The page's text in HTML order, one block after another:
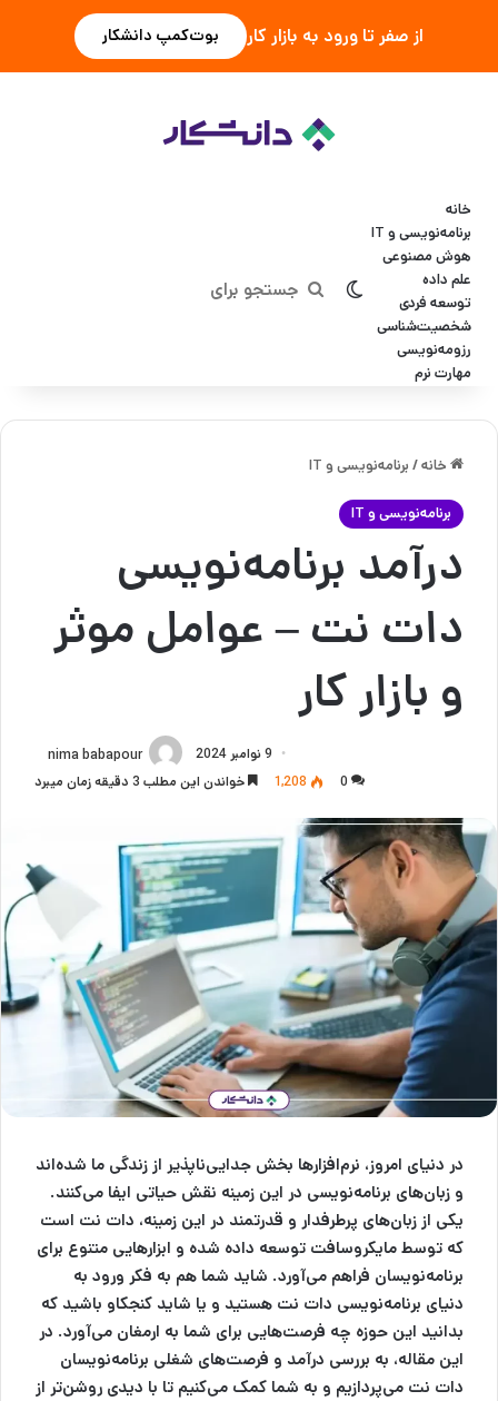
از صفر تا ورود به بازار کار بوت‌کمپ دانشکار
خانه
برنامه‌نویسی و IT
هوش مصنوعی
علم داده
توسعه فردی
شخصیت‌شناسی
رزومه‌نویسی
مهارت نرم
تغییر پوسته
جستجو
خانه/ برنامه‌نویسی و IT
برنامه‌نویسی و IT
درآمد برنامه‌نویسی
دات نت – عوامل موثر
و بازار کار
nima babapour
9 نوامبر 2024
0
1,208 خواندن این مطلب 3 دقیقه زمان میبرد
در دنیای امروز، نرم‌افزارها بخش جدایی‌ناپذیر از زندگی ما شده‌اند
و زبان‌های برنامه‌نویسی در این زمینه نقش حیاتی ایفا می‌کنند.
یکی از زبان‌های پرطرفدار و قدرتمند در این زمینه، دات نت است
که توسط مایکروسافت توسعه داده شده و ابزارهایی متنوع برای
برنامه‌نویسان فراهم می‌آورد. شاید شما هم به فکر ورود به
دنیای برنامه‌نویسی دات نت هستید و یا شاید کنجکاو باشید که
بدانید این حوزه چه فرصت‌هایی برای شما به ارمغان می‌آورد. در
این مقاله، به بررسی درآمد و فرصت‌های شغلی برنامه‌نویسان
دات نت می‌پردازیم و به شما کمک می‌کنیم تا با دیدی روشن‌تر از